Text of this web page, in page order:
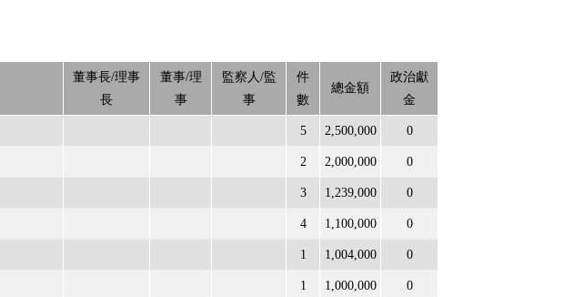
董事長/理事
長
董事/理
事
監察人/監
事
件
數
總金額
政治獻
金
5 2,500,000 0
2 2,000,000 0
3 1,239,000 0
4 1,100,000 0
1 1,004,000 0
1 1,000,000 0